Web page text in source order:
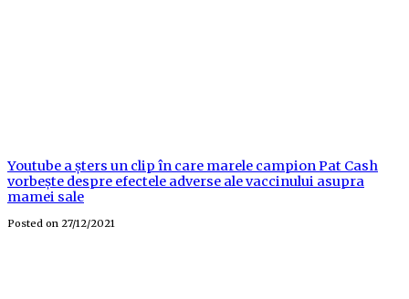
Youtube a șters un clip în care marele campion Pat Cash
vorbește despre efectele adverse ale vaccinului asupra
mamei sale
Posted on 27/12/2021